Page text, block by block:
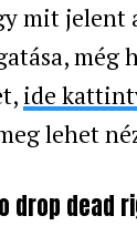
mit jelent
még
ide
lehet
drop dead